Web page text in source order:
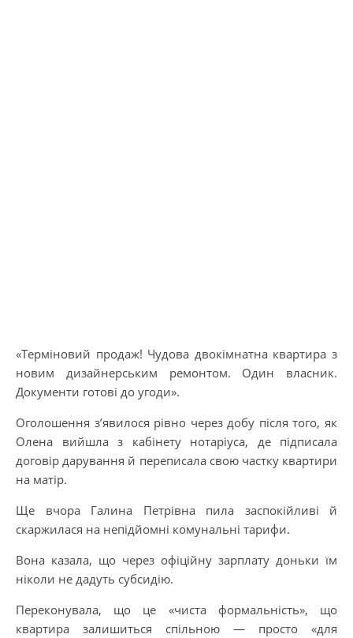
«Терміновий продаж! Чудова двокімнатна квартира з
новим дизайнерським ремонтом. Один власник.
Документи готові до угоди».
Оголошення з’явилося рівно через добу після того, як
Олена вийшла з кабінету нотаріуса, де підписала
договір дарування й переписала свою частку квартири
на матір.
Ще вчора Галина Петрівна пила заспокійливі й
скаржилася на непідйомні комунальні тарифи.
Вона казала, що через офіційну зарплату доньки їм
ніколи не дадуть субсидію.
Переконувала, що це «чиста формальність», що
квартира залишиться спільною — просто «для